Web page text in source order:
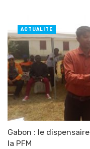
Gabon : le
la PFM
ACTUALITÉ